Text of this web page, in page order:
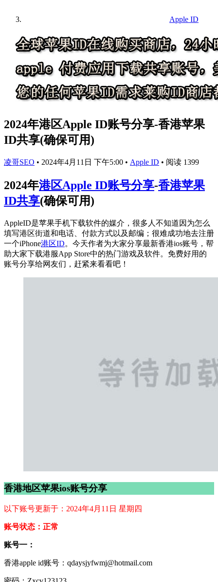
Apple ID
2024年港区Apple ID账号分享-香港苹果
ID共享(确保可用)
凌哥SEO • 2024年4月11日 下午5:00 • Apple ID • 阅读 1399
2024年港区Apple ID账号分享-香港苹果
ID共享(确保可用)
AppleID是苹果手机下载软件的媒介，很多人不知道因为怎么
填写港区街道和电话、付款方式以及邮编；很难成功地去注册
一个iPhone港区ID。今天作者为大家分享最新香港ios账号，帮
助大家下载港服App Store中的热门游戏及软件。免费好用的
账号分享给网友们，赶紧来看看吧！
香港地区苹果ios账号分享
以下账号更新于：2024年4月11日 星期四
账号状态：正常
账号一：
香港apple id账号：qdaysjyfwmj@hotmail.com